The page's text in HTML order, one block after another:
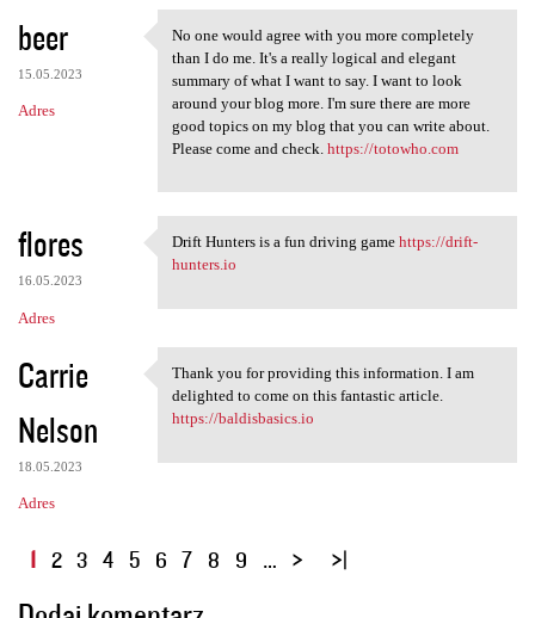
beer
15.05.2023
Adres
No one would agree with you
No one would agree with you more completely
than I do me. It's a really logical and elegant
summary of what I want to say. I want to look
around your blog more. I'm sure there are more
good topics on my blog that you can write about.
Please come and check. https://totowho.com
flores
16.05.2023
Adres
Drift Hunters is a fun
Drift Hunters is a fun driving game https://drift-
hunters.io
Carrie
Nelson
18.05.2023
Adres
Thank you for providing this
Thank you for providing this information. I am
delighted to come on this fantastic article.
https://baldisbasics.io
S1 2 3 4 5 6 7 8 9 …